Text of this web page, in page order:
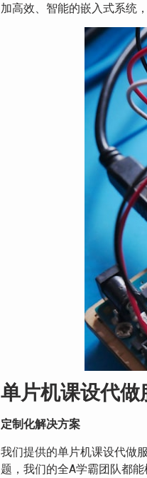
加高效、智能的嵌入式系统
单片机课设代做
定制化解决方案
我们提供的单片机课设代做
题，我们的全A学霸团队都